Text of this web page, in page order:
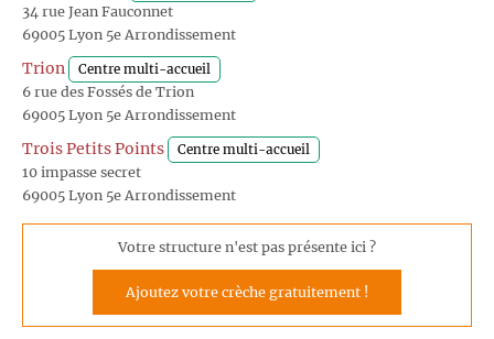
34 rue Jean Fauconnet
69005 Lyon 5e Arrondissement
Trion Centre multi-accueil
6 rue des Fossés de Trion
69005 Lyon 5e Arrondissement
Trois Petits Points Centre multi-accueil
10 impasse secret
69005 Lyon 5e Arrondissement
Votre structure n'est pas présente ici ?
Ajoutez votre crèche gratuitement !